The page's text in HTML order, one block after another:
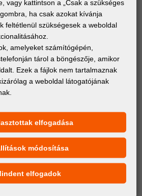
vagy kattintson a „Csak a szükséges
ha csak azokat kívánja
feltétlenül szükségesek a weboldal
amelyeket számítógépén,
tárol a böngészője, amikor
Ezek a fájlok nem tartalmaznak
a weboldal látogatójának
elfogadása
módosítása
elfogadok